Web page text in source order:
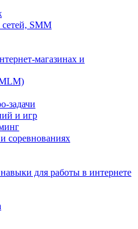
SMM
магазинах и
задачи
и игр
соревнованиях
для работы в интернете